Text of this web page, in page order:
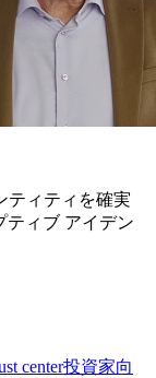
ティティを確実
ティブ アイデン
center投資家向